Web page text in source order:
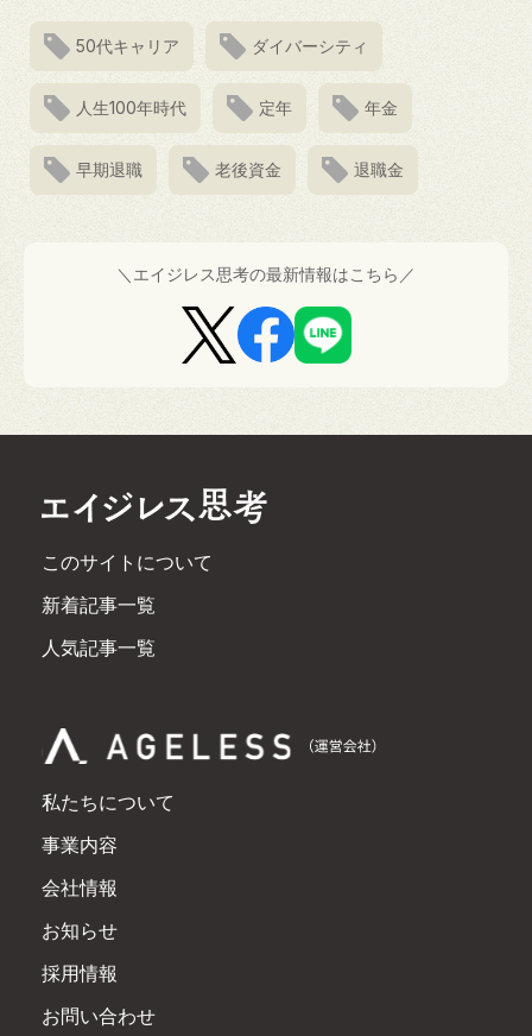
50代キャリア ダイバーシティ
人生100年時代 定年 年金
早期退職 老後資金 退職金
＼エイジレス思考の最新情報はこちら／
このサイトについて
新着記事一覧
人気記事一覧
私たちについて
事業内容
会社情報
お知らせ
採用情報
お問い合わせ